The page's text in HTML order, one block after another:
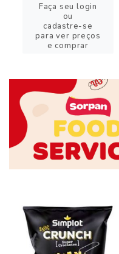
Faça seu login
ou
cadastre-se
para ver preços
e comprar